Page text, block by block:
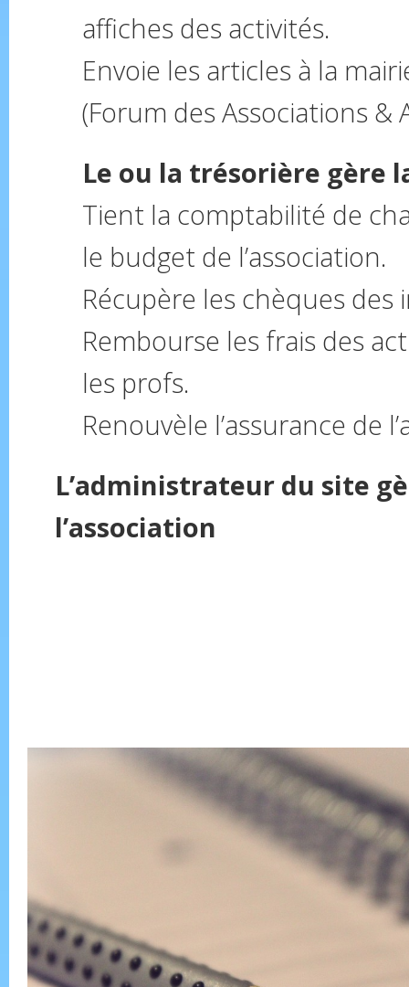
affiches des activités.
Envoie les articles à la
(Forum des Associations &
Le ou la trésorière gère
Tient la comptabilité de
le budget de l’association.
Récupère les chèques des
Rembourse les frais des
les profs.
Renouvèle l’assurance de
L’administrateur du site
l’association